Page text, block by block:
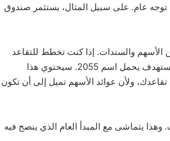
توجه عام. على سبيل المثال، يستثمر صندوق
الأسهم والسندات. إذا كنت تخطط للتقاعد
بعد حوالي 30 عاماً، فيمكنك اختيار صندوق استثمار مشترك ذي تاريخ مستهدف يحمل اسم 2055. سيحتوي هذا
ولأن عوائد الأسهم تميل إلى أن تكون
يتماشى مع المبدأ العام الذي ينصح فيه